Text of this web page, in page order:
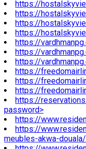
https://
https://
https://
https://
https://
https://
https://
https://
https://
https://
https://
password>
https://
https://
meubles-akwa-